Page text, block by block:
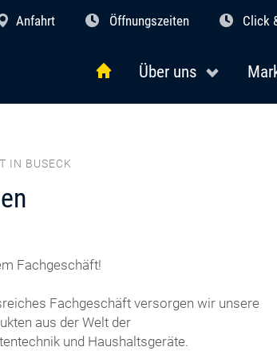
Anfahrt Öffnungszeiten Click
Über uns
IN BUSECK
Fachgeschäft!
Fachgeschäft versorgen wir unsere
aus der Welt der
und Haushaltsgeräte.